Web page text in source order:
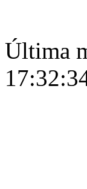
Última